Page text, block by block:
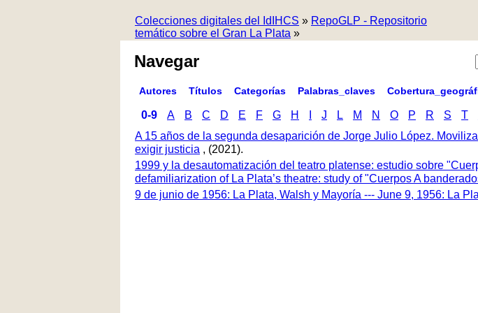
Colecciones digitales del IdIHCS » RepoGLP - Repositorio
temático sobre el Gran La Plata »
Navegar
Autores Títulos Categorías Palabras_claves
0-9 A B C D E F G H J L M N O P R S T
A 15 años de la segunda desaparición de Jorge Julio López.
exigir justicia , (2021).
1999 y la desautomatización del teatro platense: estudio sobre
defamiliarization of La Plata’s theatre: study of "Cuerpos A
9 de junio de 1956: La Plata, Walsh y Mayoría --- June 9, 1956: La